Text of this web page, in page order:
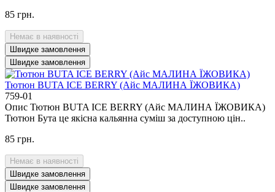
85 грн.
Немає в наявності
Швидке замовлення
Швидке замовлення
Тютюн BUTA ICE BERRY (Айс МАЛИНА ЇЖОВИКА)
759-01
Опис Тютюн BUTA ICE BERRY (Айс МАЛИНА ЇЖОВИКА)
Тютюн Бута це якісна кальянна суміш за доступною цін..
85 грн.
Немає в наявності
Швидке замовлення
Швидке замовлення